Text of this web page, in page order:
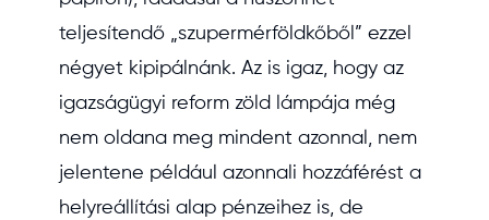
teljesítendő „szupermérföldkőből” ezzel
négyet kipipálnánk. Az is igaz, hogy az
igazságügyi reform zöld lámpája még
nem oldana meg mindent azonnal, nem
jelentene például azonnali hozzáférést a
helyreállítási alap pénzeihez is, de